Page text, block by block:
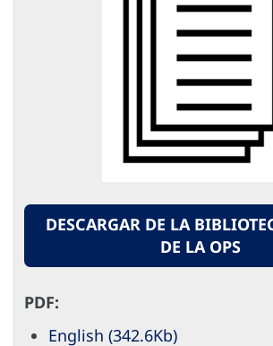
DESCARGAR DE LA
DE LA OPS
PDF:
English (342.6Kb)